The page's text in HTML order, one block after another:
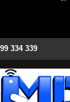
334 339